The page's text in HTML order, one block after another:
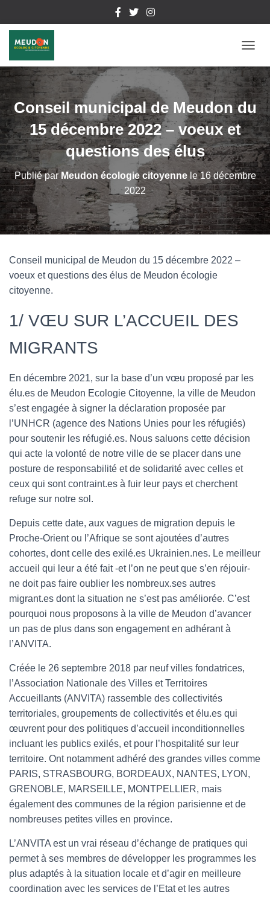
É
P
L
I
E
L
A
N
A
V
G
A
T
Conseil municipal de Meudon du
15 décembre 2022 – voeux et
questions des élus
Publié par Meudon écologie citoyennele16 décembre
2022
Conseil municipal de Meudon du 15 décembre 2022 –
voeux et questions des élus de Meudon écologie
citoyenne.
1/ VŒU SUR L’ACCUEIL DES
MIGRANTS
En décembre 2021, sur la base d’un vœu proposé par les
élu.es de Meudon Ecologie Citoyenne, la ville de Meudon
s’est engagée à signer la déclaration proposée par
l’UNHCR (agence des Nations Unies pour les réfugiés)
pour soutenir les réfugié.es. Nous saluons cette décision
qui acte la volonté de notre ville de se placer dans une
posture de responsabilité et de solidarité avec celles et
ceux qui sont contraint.es à fuir leur pays et cherchent
refuge sur notre sol.
Depuis cette date, aux vagues de migration depuis le
Proche-Orient ou l’Afrique se sont ajoutées d’autres
cohortes, dont celle des exilé.es Ukrainien.nes. Le meilleur
accueil qui leur a été fait -et l’on ne peut que s’en réjouir-
ne doit pas faire oublier les nombreux.ses autres
migrant.es dont la situation ne s’est pas améliorée. C’est
pourquoi nous proposons à la ville de Meudon d’avancer
un pas de plus dans son engagement en adhérant à
l’ANVITA.
Créée le 26 septembre 2018 par neuf villes fondatrices,
l’Association Nationale des Villes et Territoires
Accueillants (ANVITA) rassemble des collectivités
territoriales, groupements de collectivités et élu.es qui
œuvrent pour des politiques d’accueil inconditionnelles
incluant les publics exilés, et pour l’hospitalité sur leur
territoire. Ont notamment adhéré des grandes villes comme
PARIS, STRASBOURG, BORDEAUX, NANTES, LYON,
GRENOBLE, MARSEILLE, MONTPELLIER, mais
également des communes de la région parisienne et de
nombreuses petites villes en province.
L’ANVITA est un vrai réseau d’échange de pratiques qui
permet à ses membres de développer les programmes les
plus adaptés à la situation locale et d’agir en meilleure
coordination avec les services de l’Etat et les autres